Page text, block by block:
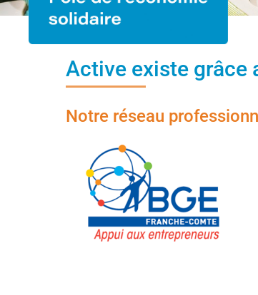
Active existe grâce
Notre réseau